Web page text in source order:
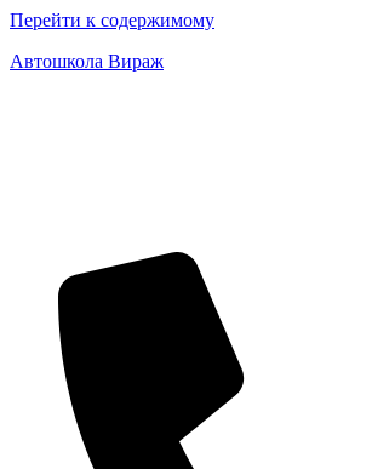
Перейти к содержимому
Автошкола Вираж